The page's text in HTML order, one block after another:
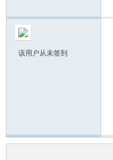
该用户从未签到